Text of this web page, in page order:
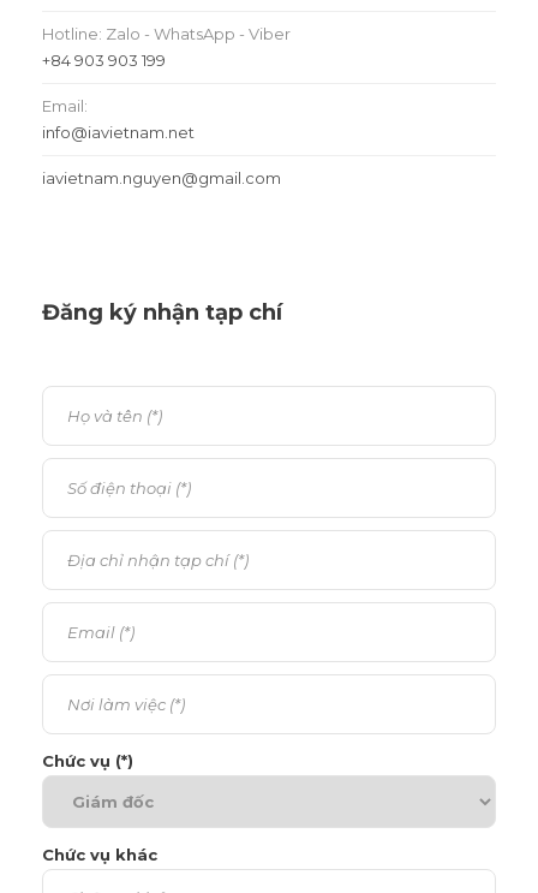
Hotline: Zalo - WhatsApp - Viber
+84 903 903 199
Email:
info@iavietnam.net
iavietnam.nguyen@gmail.com
Đăng ký nhận tạp chí
Chức vụ (*)
Chức vụ khác